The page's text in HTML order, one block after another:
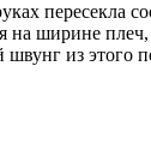
пересекла
на ширине
из этого